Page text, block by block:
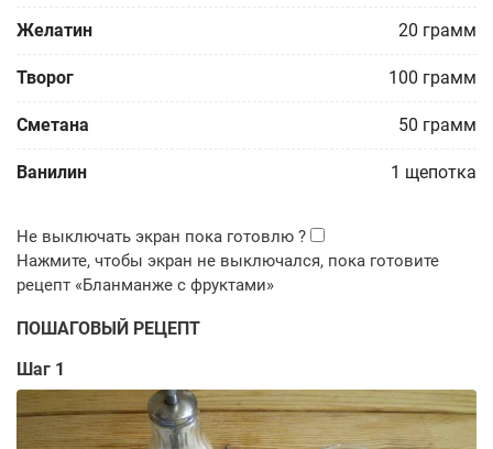
Желатин 20 грамм
Творог 100 грамм
Сметана 50 грамм
Ванилин 1 щепотка
ПОШАГОВЫЙ РЕЦЕПТ
Шаг 1